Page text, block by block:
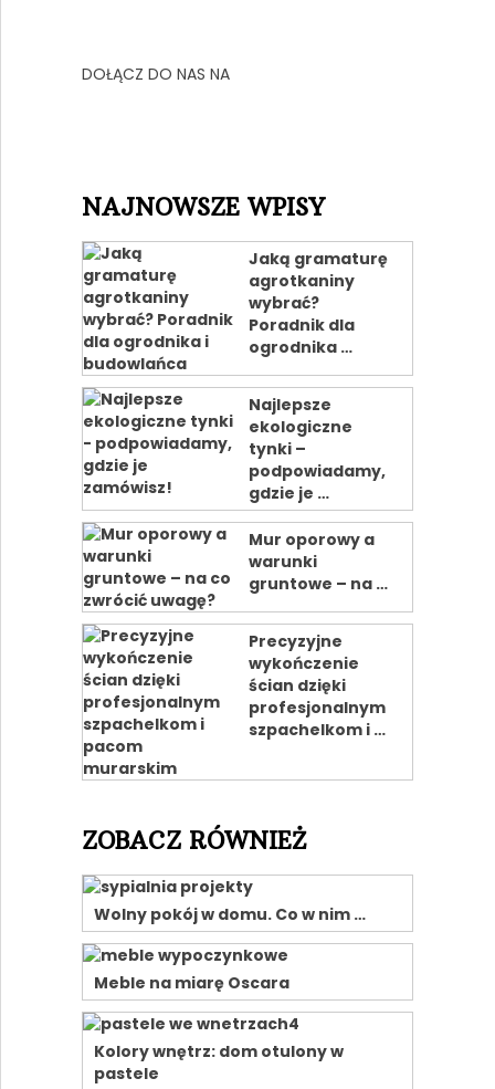
DOŁĄCZ DO NAS NA
NAJNOWSZE WPISY
Jaką gramaturę
agrotkaniny
wybrać?
Poradnik dla
ogrodnika …
Najlepsze
ekologiczne
tynki –
podpowiadamy,
gdzie je …
Mur oporowy a
warunki
gruntowe – na …
Precyzyjne
wykończenie
ścian dzięki
profesjonalnym
szpachelkom i …
ZOBACZ RÓWNIEŻ
Wolny pokój w domu. Co w nim …
Meble na miarę Oscara
Kolory wnętrz: dom otulony w
pastele